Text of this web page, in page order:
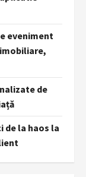
eveniment
de
de la haos la